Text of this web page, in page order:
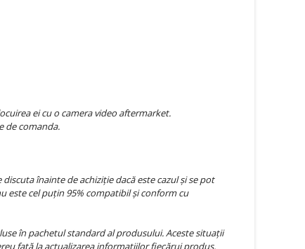
ei cu o camera video aftermarket.
de comanda.
înainte de achiziție dacă este cazul și se pot
este cel puțin 95% compatibil și conform cu
în pachetul standard al produsului. Aceste situații
față la actualizarea informațiilor fiecărui produs.